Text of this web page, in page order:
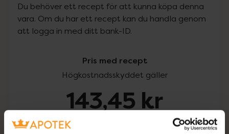
Du behöver ett recept för att kunna köpa denna
vara. Om du har ett recept kan du handla genom
att logga in med ditt bank-ID.
Pris med recept
Högkostnadsskyddet gäller
143,45 kr